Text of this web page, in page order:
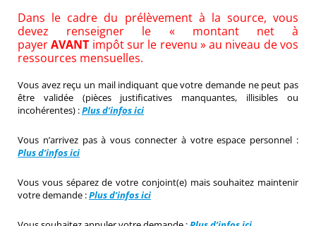
Dans le cadre du prélèvement à la source, vous
devez renseigner le « montant net à
payerAVANT impôt sur le revenu » au niveau de vos
ressources mensuelles.
Vous avez reçu un mail indiquant que votre demande ne peut pas
être validée (pièces justificatives manquantes, illisibles ou
incohérentes) :Plus d’infos ici
Vous n’arrivez pas à vous connecter à votre espace personnel :
Plus d’infosici
Vous vous séparez de votre conjoint(e) mais souhaitez maintenir
votre demande :Plus d’infos ici